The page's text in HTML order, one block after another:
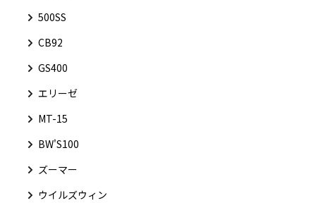
500SS
CB92
GS400
エリーゼ
MT-15
BW'S100
ズーマー
ウイルズウィン